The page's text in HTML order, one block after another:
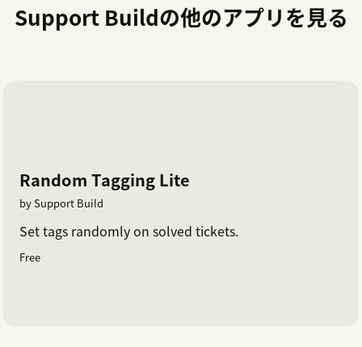
Support Buildの他のアプリを見る
Random Tagging Lite
by Support Build
Set tags randomly on solved tickets.
Free